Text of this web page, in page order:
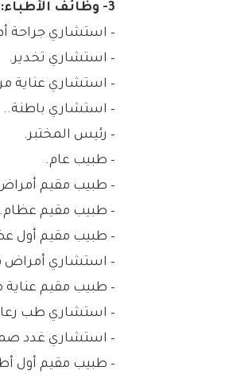
3- وظائف الأطباء:
– استشاري جراحة
– استشاري تخدير.
– استشاري عناية
– استشاري باطنة..
– رئيس المختبر.
– طبيب عام.
– طبيب مقيم
– طبيب مقيم عظام.
– طبيب مقيم أول
– استشاري أمراض
– طبيب مقيم عناية
– استشاري طب
– استشاري غدد
– طبيب مقيم أول